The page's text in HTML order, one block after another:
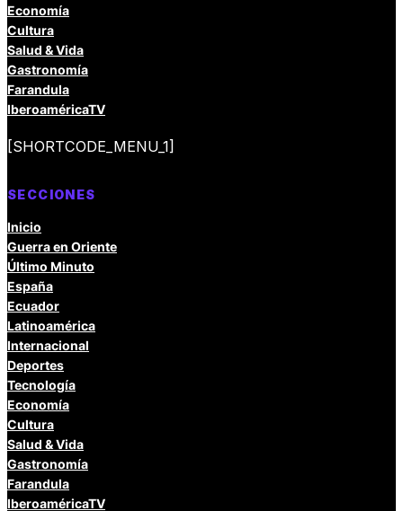
Economía
Cultura
Salud & Vida
Gastronomía
Farandula
IberoaméricaTV
[SHORTCODE_MENU_1]
SECCIONES
Inicio
Guerra en Oriente
Último Minuto
España
Ecuador
Latinoamérica
Internacional
Deportes
Tecnología
Economía
Cultura
Salud & Vida
Gastronomía
Farandula
IberoaméricaTV